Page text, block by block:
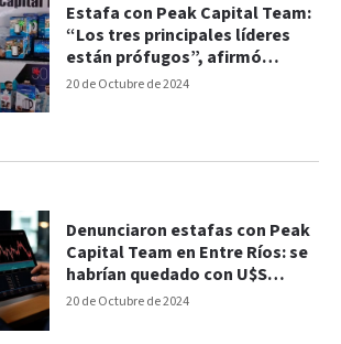
20 de Octubre de 2024
Estafa con Peak Capital Team:
“Los tres principales líderes
están prófugos”, afirmó
damnificado
20 de Octubre de 2024
Denunciaron estafas con Peak
Capital Team en Entre Ríos: se
habrían quedado con U$S
470.000